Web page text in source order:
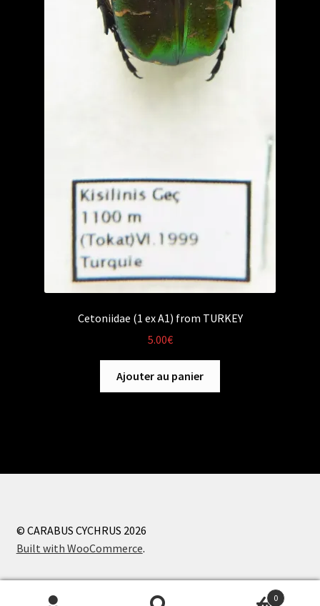
Cetoniidae (1 ex A1) from TURKEY
5.00€
Ajouter au panier
© CARABUS CYCHRUS 2026
Built with WooCommerce.
0